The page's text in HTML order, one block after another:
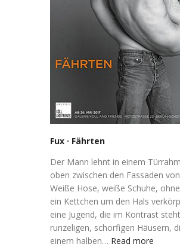
Fux · Fährten
Der Mann lehnt in einem
oben zwischen den Fassaden
Weiße Hose, weiße Schuhe,
ein Kettchen um den Hals
eine Jugend, die im Kontrast
runzeligen, schorfigen Häusern,
einem halben… Read more